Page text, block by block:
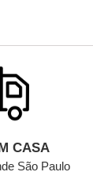
CASA
São Paulo